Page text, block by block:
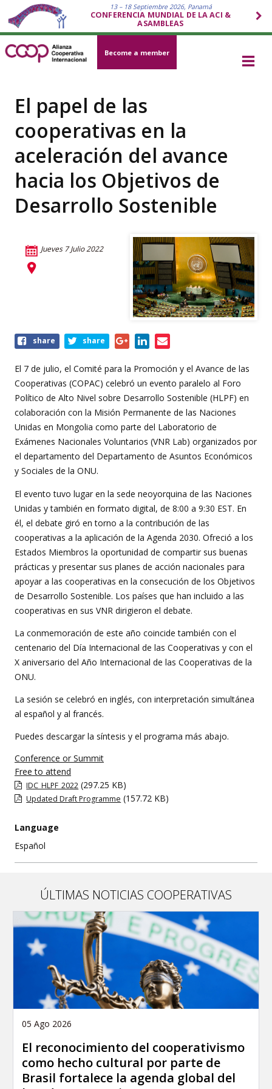
13 – 18 Septiembre 2026, Panamá
CONFERENCIA MUNDIAL DE LA ACI &
ASAMBLEAS
Become a member
El papel de las
cooperativas en la
aceleración del avance
hacia los Objetivos de
Desarrollo Sostenible
Jueves 7 Julio 2022
Share
event
share share
El 7 de julio, el Comité para la Promoción y el Avance de las
Cooperativas (COPAC) celebró un evento paralelo al Foro
Político de Alto Nivel sobre Desarrollo Sostenible (HLPF) en
colaboración con la Misión Permanente de las Naciones
Unidas en Mongolia como parte del Laboratorio de
Exámenes Nacionales Voluntarios (VNR Lab) organizados por
el departamento del Departamento de Asuntos Económicos
y Sociales de la ONU.
El evento tuvo lugar en la sede neoyorquina de las Naciones
Unidas y también en formato digital, de 8:00 a 9:30 EST. En
él, el debate giró en torno a la contribución de las
cooperativas a la aplicación de la Agenda 2030. Ofreció a los
Estados Miembros la oportunidad de compartir sus buenas
prácticas y presentar sus planes de acción nacionales para
apoyar a las cooperativas en la consecución de los Objetivos
de Desarrollo Sostenible. Los países que han incluido a las
cooperativas en sus VNR dirigieron el debate.
La conmemoración de este año coincide también con el
centenario del Día Internacional de las Cooperativas y con el
X aniversario del Año Internacional de las Cooperativas de la
ONU.
La sesión se celebró en inglés, con interpretación simultánea
al español y al francés.
Puedes descargar la síntesis y el programa más abajo.
Conference or Summit
Free to attend
IDC_HLPF_2022 (297.25 KB)
Updated Draft Programme (157.72 KB)
Language
Español
ÚLTIMAS NOTICIAS COOPERATIVAS
05 Ago 2026
El reconocimiento del cooperativismo
como hecho cultural por parte de
Brasil fortalece la agenda global del